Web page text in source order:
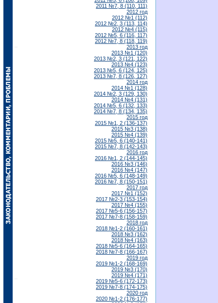
2011 №7, 8 (110, 111)
2012 год
2012 №1 (112)
2012 №2, 3 (113, 114)
2012 №4 (115)
2012 №5, 6 (116, 117)
2012 №7, 8 (118, 119)
2013 год
2013 №1 (120)
2013 №2, 3 (121, 122)
2013 №4 (123)
2013 №5, 6 (124, 125)
2013 №7, 8 (126, 127)
2014 год
2014 №1 (128)
2014 №2, 3 (129, 130)
2014 №4 (131)
2014 №5, 6 (132, 133)
2014 №7, 8 (134, 135)
2015 год
2015 №1, 2 (136-137)
2015 №3 (138)
2015 №4 (139)
2015 №5, 6 (140-141)
2015 №7, 8 (142-143)
2016 год
2016 №1, 2 (144-145)
2016 №3 (146)
2016 №4 (147)
2016 №5, 6 (148-149)
2016 №7, 8 (150-151)
2017 год
2017 №1 (152)
2017 №2-3 (153-154)
2017 №4 (155)
2017 №5-6 (156-157)
2017 №7-8 (158-159)
2018 год
2018 №1-2 (160-161)
2018 №3 (162)
2018 №4 (163)
2018 №5-6 (164-165)
2018 №7-8 (166-167)
2019 год
2019 №1-2 (168-169)
2019 №3 (170)
2019 №4 (171)
2019 №5-6 (172-173)
2019 №7-8 (174-175)
2020 год
2020 №1-2 (176-177)